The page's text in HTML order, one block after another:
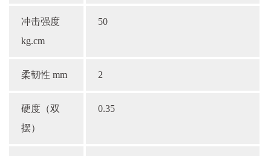
冲击强度
kg.cm
50
柔韧性 mm 2
硬度（双
摆）
0.35